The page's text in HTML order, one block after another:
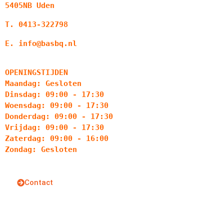
5405NB Uden
T. 0413-322798
E. info@basbq.nl
OPENINGSTIJDEN
Maandag: Gesloten
Dinsdag: 09:00 - 17:30
Woensdag: 09:00 - 17:30
Donderdag: 09:00 - 17:30
Vrijdag: 09:00 - 17:30
Zaterdag: 09:00 - 16:00
Zondag: Gesloten
Contact